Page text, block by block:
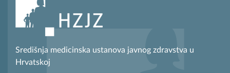
Središnja medicinska ustanova javnog zdravstva u
Hrvatskoj